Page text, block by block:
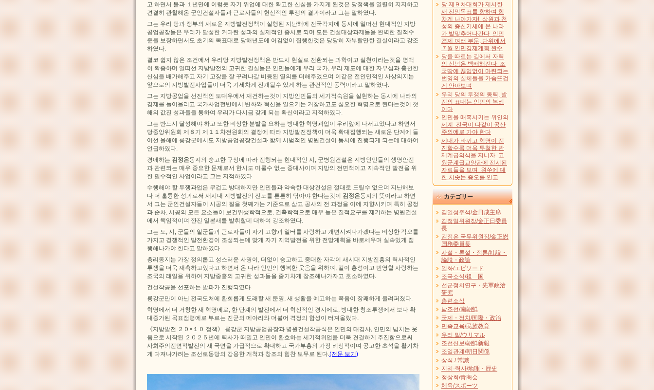
고 하면서 불과 １년만에 이렇듯 자기 위업에 대한 확고한 신심을 가지게 된것은 당정책을 열렬히 지지하고
견결히 관철해온 군인건설자들과 근로자들의 헌신적인 투쟁의 결과이라고 그는 말하였다.
그는 우리 당과 정부의 새로운 지방발전정책이 실행된 지난해에 전국각지에 동시에 일떠선 현대적인 지방
공업공장들은 우리가 달성한 커다란 성과의 실제적인 증시로 되며 모든 건설대상과제들을 완벽한 질적수
준을 보장하면서도 초기의 목표대로 당해년도에 어김없이 집행한것은 당당히 자부할만한 결실이라고 강조
하였다.
결코 쉽지 않은 조건에서 우리당 지방발전정책은 반드시 현실로 전환되는 과학이고 실천이라는것을 명백
히 확증하며 일떠선 지방발전의 고귀한 결실들은 인민들에게 우리 국가, 우리 제도에 대한 자부심과 충천한
신심을 배가해주고 자기 고장을 잘 꾸려나갈 비등된 열의를 더해주었으며 이같은 전인민적인 사상의지는
앞으로의 지방발전사업들이 더욱 기세차게 전개될수 있게 하는 관건적인 동력이라고 말하였다.
그는 지방공업을 선진적인 토대우에서 재건하는것이 지방인민들의 세기적숙원을 실현하는 동시에 나라의
경제를 들어올리고 국가사업전반에서 변화와 혁신을 일으키는 거창하고도 심오한 혁명으로 된다는것이 첫
해의 값진 성과들을 통하여 우리가 다시금 갖게 되는 확신이라고 지적하였다.
그는 반드시 달성해야 하고 또한 비상한 분발을 요하는 방대한 혁명과업이 우리앞에 나서고있다고 하면서
당중앙위원회 제８기 제１１차전원회의 결정에 따라 지방발전정책이 더욱 확대집행되는 새로운 단계에 들
어선 올해에 룡강군에서도 지방공업공장건설과 함께 시범적인 병원건설이 동시에 진행되게 되는데 대하여
언급하였다.
경애하는 김정은동지의 숭고한 구상에 따라 진행되는 현대적인 시, 군병원건설은 지방인민들의 생명안전
과 관련되는 매우 중요한 문제로서 한시도 미룰수 없는 중대사이며 지방의 전면적이고 지속적인 발전을 위
한 필수적인 사업이라고 그는 지적하였다.
수행해야 할 투쟁과업은 무겁고 방대하지만 인민들과 약속한 대상건설은 절대로 드틸수 없으며 지난해보
다 더 훌륭한 성과로써 새시대 지방발전의 전도를 튼튼히 닦아야 한다는것이 김정은동지의 뜻이라고 하면
서 그는 군인건설자들이 시공의 질을 첫째가는 기준으로 삼고 공사의 전 과정을 이에 지향시키며 특히 공정
과 순차, 시공의 모든 요소들이 보건위생학적으로, 건축학적으로 매우 높은 질적요구를 제기하는 병원건설
에서 책임적이며 깐진 일본새를 발휘할데 대하여 강조하였다.
그는 도, 시, 군들의 일군들과 근로자들이 자기 고향과 일터를 사랑하고 개변시켜나가겠다는 비상한 각오를
가지고 경쟁적인 발전환경이 조성되는데 맞게 자기 지역발전을 위한 전망계획을 바로세우며 실속있게 집
행해나가야 한다고 말하였다.
총리동지는 가장 정의롭고 성스러운 사명이, 더없이 숭고하고 중대한 자각이 새시대 지방진흥의 력사적인
투쟁을 더욱 재촉하고있다고 하면서 온 나라 인민의 행복한 웃음을 위하여, 길이 흥성이고 번영할 사랑하는
조국의 래일을 위하여 지방중흥의 고귀한 성과들을 줄기차게 창조해나가자고 호소하였다.
건설착공을 선포하는 발파가 진행되였다.
룡강군만이 아닌 전국도처에 환희롭게 도래할 새 문명, 새 생활을 예고하는 폭음이 장쾌하게 울려퍼졌다.
혁명에서 더 거창한 새 혁명에로, 한 단계의 발전에서 더 혁신적인 경지에로, 방대한 창조투쟁에서 보다 확
대증가된 목표점령에로 부르는 진군의 메아리와 더불어 격정의 함성이 터져올랐다.
《지방발전 ２０×１０ 정책》 룡강군 지방공업공장과 병원건설착공식은 인민의 대경사, 인민의 넘치는 웃
음으로 시작된 ２０２５년에 력사가 떠밀고 인민이 환호하는 세기적위업을 더욱 견결하게 추진함으로써
사회주의전면적발전의 새 국면을 가급적으로 확대하고 국가부흥의 가장 리상적이며 공고한 초석을 활기차
게 다져나가려는 조선로동당의 강용한 개척과 창조의 힘찬 보무로 된다. (전문 보기)
당 제９차대회가 제시한
새 전망목표를 향하여 힘
차게 나아가자! 상원과 천
성의 증산기세에 온 나라
가 발맞추어나간다 인민
경제 여러 부문, 단위에서
７월 인민경제계획 완수
당을 따르는 길에서 자력
의 신념은 백배해진다 조
국땅에 끊임없이 마련되는
번영의 실체들을 가슴뜨겁
게 안아보며
우리 당의 투쟁의 동력, 발
전의 표대는 인민의 복리
이다
인민을 매혹시키는 위인의
세계 전국이 다같이 공산
주의에로 가야 한다
세대가 바뀌고 혁명이 전
진할수록 더욱 투철한 반
제계급의식을 지니자 고
원군계급교양관에 전시된
자료들을 보며 원쑤에 대
한 치솟는 증오를 안고
カテゴリー
김일성주석/金日成主席
김정일위원장/金正日委員
長
김정은 국무위원장/金正恩
国務委員長
사설・론설・정론/社説・
論説・政論
일화/エピソード
조국소식/祖 国
선군정치연구・先軍政治
研究
총련소식
남조선/南朝鮮
국제・정치/国際・政治
민족교육/民族教育
우리 말/ウリマル
조선신보/朝鮮新報
조일관계/朝日関係
상식 / 常識
지리·력사/地理・歴史
청상회/青商会
체육/スポーツ